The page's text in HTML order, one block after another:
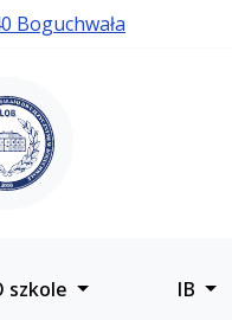
Boguchwała
szkole IB